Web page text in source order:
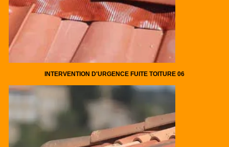
INTERVENTION D'URGENCE FUITE TOITURE 06